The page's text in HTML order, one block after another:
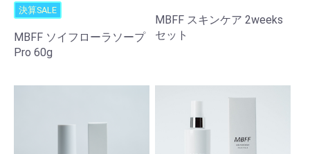
決算SALE
MBFF ソイフローラソープ
Pro 60g
MBFF スキンケア 2weeks
セット